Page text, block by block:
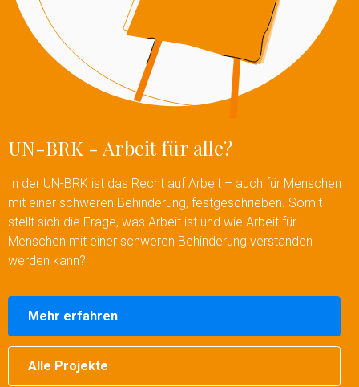
UN-BRK - Arbeit für alle?
In der UN-BRK ist das Recht auf Arbeit – auch für Menschen
mit einer schweren Behinderung, festgeschrieben. Somit
stellt sich die Frage, was Arbeit ist und wie Arbeit für
Menschen mit einer schweren Behinderung verstanden
werden kann?
Mehr erfahren
Alle Projekte